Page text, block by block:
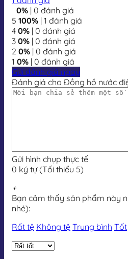
0% | 0 đánh giá
5 100% | 1 đánh giá
4 0% | 0 đánh giá
3 0% | 0 đánh giá
2 0% | 0 đánh giá
1 0% | 0 đánh giá
Gửi đánh giá ngay
Đánh giá cho Đồng hồ nước
Gửi hình chụp thực tế
0 ký tự (Tối thiểu 5)
+
Bạn cảm thấy sản phẩm này
nhé):
Rất tệ Không tệ Trung bình Tốt